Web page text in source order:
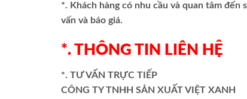
*. Khách hàng có nhu cầu và quan tâm
vấn và báo giá.
*. THÔNG TIN LIÊN HỆ
*. TƯ VẤN TRỰC TIẾP
CÔNG TY TNHH SẢN XUẤT VIỆT XANH